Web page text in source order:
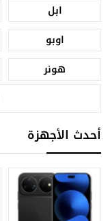
ابل
اوبو
هونر
أحدث الأجهزة